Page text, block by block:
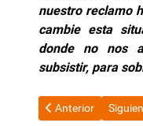
nuestro reclamo
cambie esta
donde no nos
subsistir, para
Artículo anterior:
Anterior